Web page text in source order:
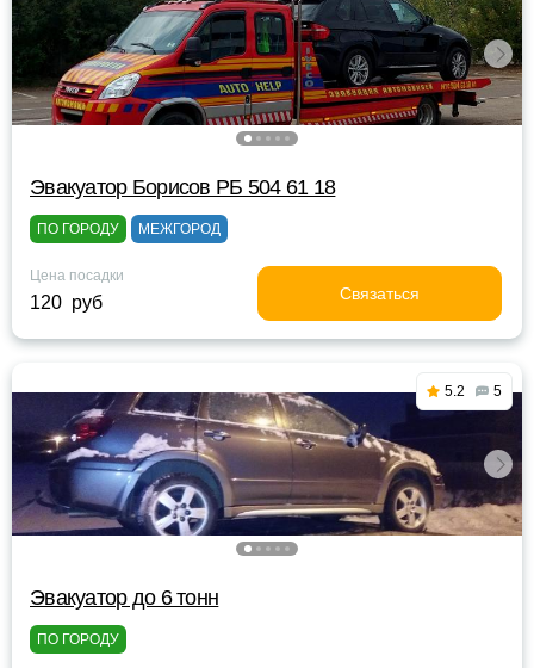
Эвакуатор Борисов РБ 504 61 18
ПО ГОРОДУ МЕЖГОРОД
Цена посадки
120 руб Связаться
5.2 5
Эвакуатор до 6 тонн
ПО ГОРОДУ